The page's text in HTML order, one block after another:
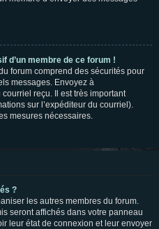
d’un membre de ce forum !
forum comprend des sécurités pour
messages. Envoyez à
reçu. Il est très important
sur l’expéditeur du courriel).
mesures nécessaires.
?
les autres membres du forum.
seront affichés dans votre panneau
leur état de connexion et leur envoyer